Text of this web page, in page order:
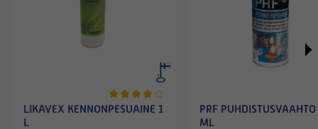
LIKAVEX KENNONPESUAINE 1
L
PRF
ML